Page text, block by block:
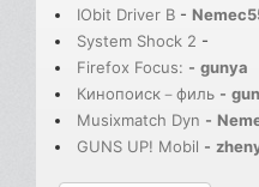
IObit Driver B -
System Shock 2 -
Firefox Focus: - gunya
Кинопоиск－филь -
Musixmatch Dyn -
GUNS UP! Mobil -